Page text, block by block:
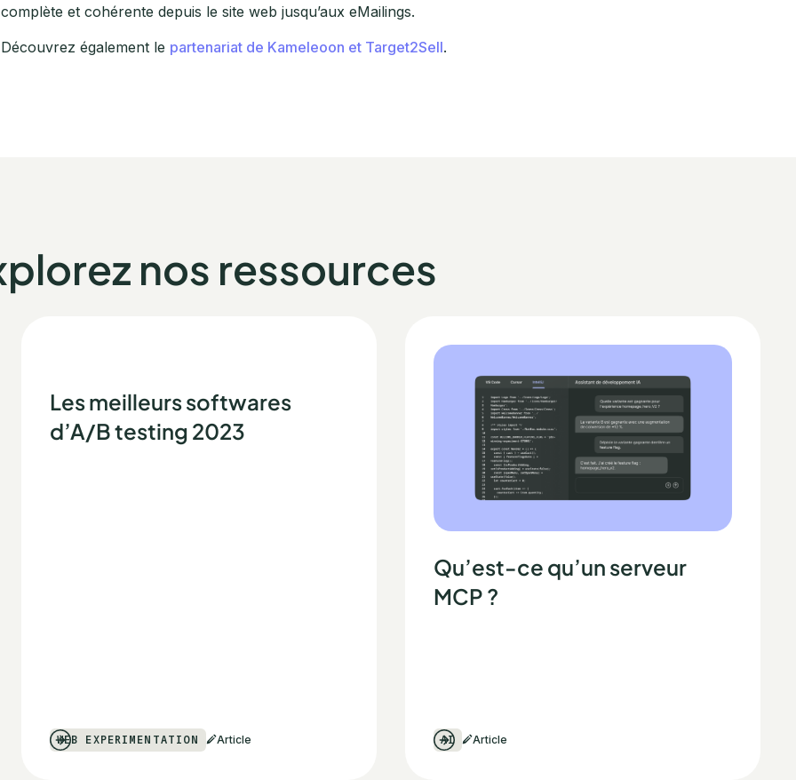
complète et cohérente depuis le site web jusqu’aux eMailings.
Découvrez également le partenariat de Kameleoon et Target2Sell.
nos ressources
Les meilleurs softwares
d’A/B testing 2023
WEB EXPERIMENTATION Article
Qu’est-ce qu’un serveur
MCP ?
AI Article